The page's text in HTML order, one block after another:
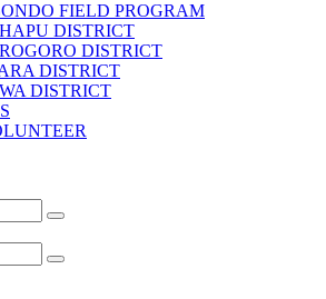
FIELD PROGRAM
DISTRICT
DISTRICT
DISTRICT
DISTRICT